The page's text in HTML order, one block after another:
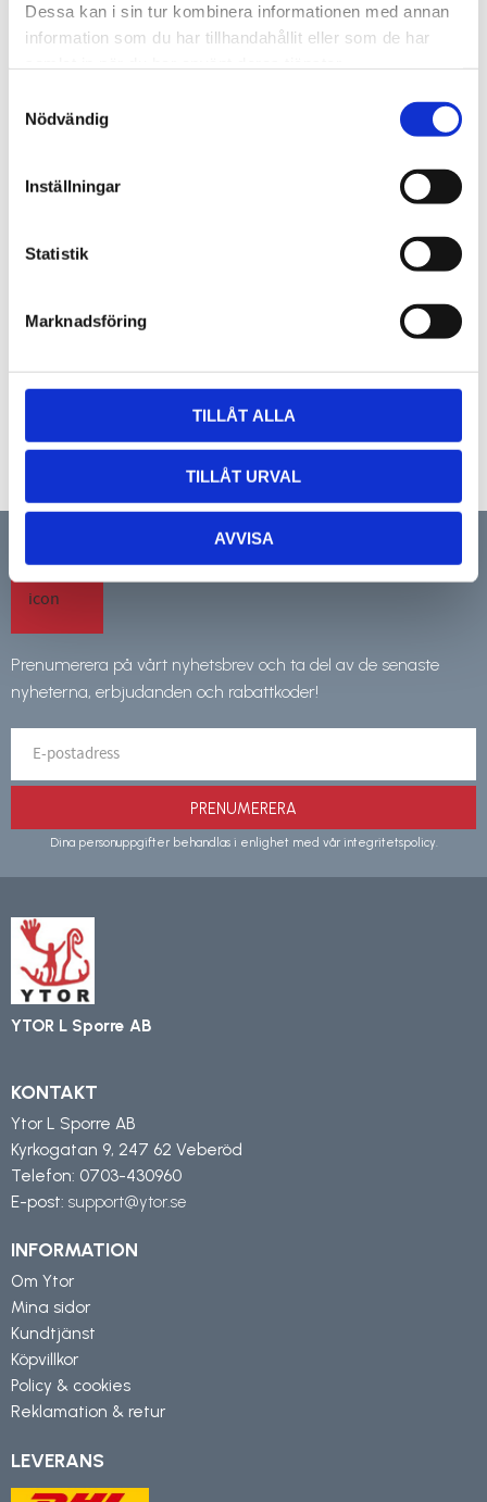
Dessa kan i sin tur kombinera informationen med annan
information som du har tillhandahållit eller som de har
Nödvändig
Inställningar
Statistik
Marknadsföring
TILLÅT ALLA
TILLÅT URVAL
AVVISA
RELATERADE PRODUKTER
939kr
NYHETSBREV
Prenumerera på vårt nyhetsbrev och ta del av de senaste
nyheterna, erbjudanden och rabattkoder!
PRENUMERERA
Dina personuppgifter behandlas i enlighet med vår integritetspolicy.
YTOR L Sporre AB
KONTAKT
Ytor L Sporre AB
Kyrkogatan 9, 247 62 Veberöd
Telefon: 0703-430960
E-post: support@ytor.se
INFORMATION
Om Ytor
Mina sidor
Kundtjänst
Köpvillkor
Policy & cookies
Reklamation & retur
LEVERANS